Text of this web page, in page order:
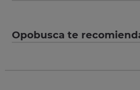
Opobusca te